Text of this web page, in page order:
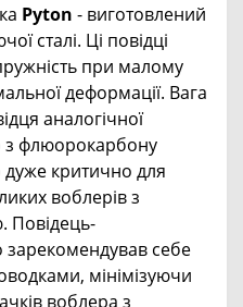
Pyton - виготовлений
сталі. Ці повідці
при малому
деформації. Вага
аналогічної
з флюорокарбону
критично для
воблерів з
Повідець-
зарекомендував себе
мінімізуючи
воблера з